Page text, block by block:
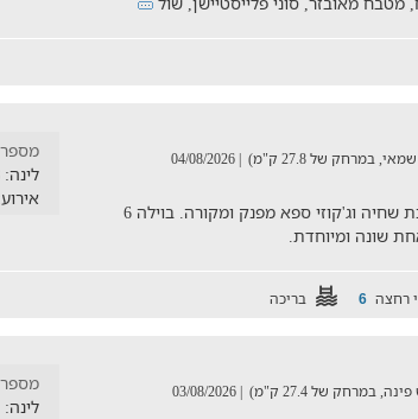
במרחק של 27.8 ק"מ) | 04/08/2026
וילת נופש להשכרה עם בריכת שחיה וג'קוזי ספא מפנק ומקורה. בוילה 6
שונה ומיוחדת.
לינה:
רחצה 6 בריכה
במרחק של 27.4 ק"מ) | 03/08/2026
לינה: